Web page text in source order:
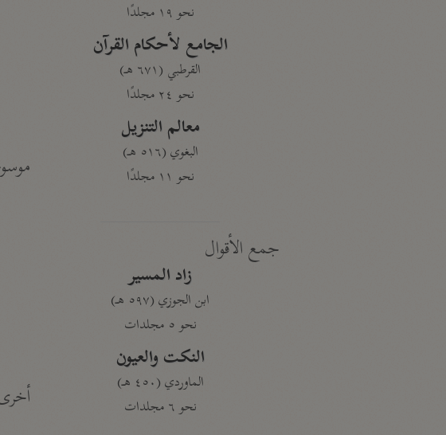
نحو ١٩ مجلدًا
الجامع لأحكام القرآن
القرطبي (٦٧١ هـ)
نحو ٢٤ مجلدًا
معالم التنزيل
البغوي (٥١٦ هـ)
نحو ١١ مجلدًا
جمع الأقوال
زاد المسير
ابن الجوزي (٥٩٧ هـ)
نحو ٥ مجلدات
النكت والعيون
الماوردي (٤٥٠ هـ)
نحو ٦ مجلدات